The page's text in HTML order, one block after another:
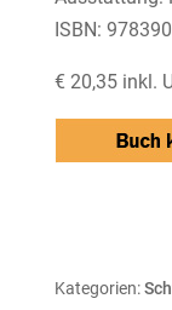
ISBN:
€ 20,35 inkl.
Kategorien: